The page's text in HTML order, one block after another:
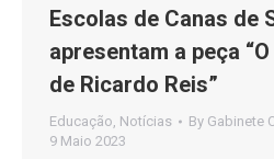
Escolas de Canas de
apresentam a peça
de Ricardo Reis”
Educação Notícias By Gabinete
9 Maio 2023